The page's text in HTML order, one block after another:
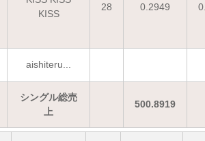
KISS
28 0.2949
aishiteru...
シングル総売
上
500.8919